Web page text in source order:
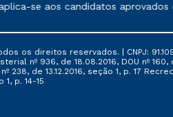
no contrato de prestação de
aos candidatos aprovados
os direitos reservados. | CNPJ:
nº 936, de 18.08.2016, DOU nº
nº 238, de 13.12.2016, seção 1, p. 17
1, p. 14-15